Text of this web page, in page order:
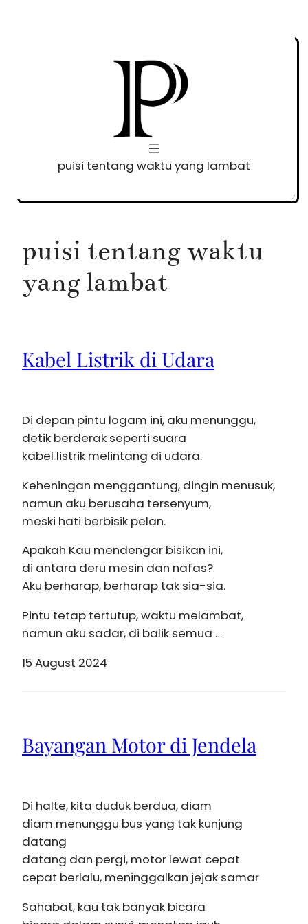
puisi tentang waktu yang lambat
puisi tentang waktu
yang lambat
Kabel Listrik di Udara
Di depan pintu logam ini, aku menunggu,
detik berderak seperti suara
kabel listrik melintang di udara.
Keheningan menggantung, dingin menusuk,
namun aku berusaha tersenyum,
meski hati berbisik pelan.
Apakah Kau mendengar bisikan ini,
di antara deru mesin dan nafas?
Aku berharap, berharap tak sia-sia.
Pintu tetap tertutup, waktu melambat,
namun aku sadar, di balik semua …
15 August 2024
Bayangan Motor di Jendela
Di halte, kita duduk berdua, diam
diam menunggu bus yang tak kunjung
datang
datang dan pergi, motor lewat cepat
cepat berlalu, meninggalkan jejak samar
Sahabat, kau tak banyak bicara